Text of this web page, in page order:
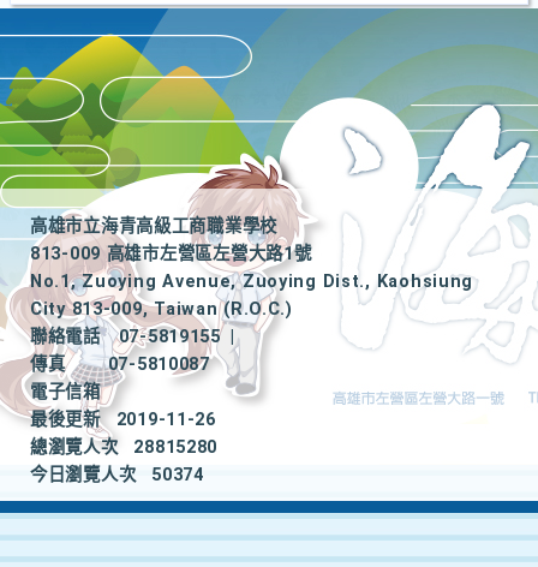
高雄市立海青高級工商職業學校
813-009 高雄市左營區左營大路1號
No.1, Zuoying Avenue, Zuoying Dist., Kaohsiung
City 813-009, Taiwan (R.O.C.)
聯絡電話
07-5819155
|
傳真
07-5810087
電子信箱
最後更新
2019-11-26
總瀏覽人次
28815280
今日瀏覽人次
50374